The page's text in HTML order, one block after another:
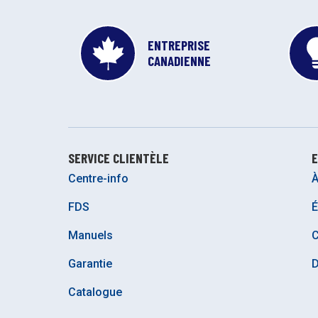
ENTREPRISE
CANADIENNE
SERVICE CLIENTÈLE
Centre-info
FDS
Manuels
Garantie
Catalogue